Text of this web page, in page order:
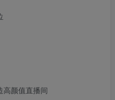
高颜值直播间